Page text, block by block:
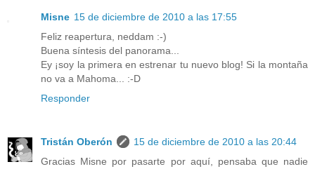
Misne 15 de diciembre de 2010 a las 17:55
Feliz reapertura, neddam :-)
Buena síntesis del panorama...
Ey ¡soy la primera en estrenar tu nuevo blog! Si la montaña
no va a Mahoma... :-D
Responder
Tristán Oberón
15 de diciembre de 2010 a las 20:44
Gracias Misne por pasarte por aquí, pensaba que nadie